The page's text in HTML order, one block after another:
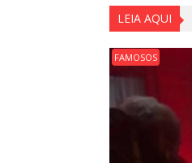
LEIA AQUI
FAMOSOS